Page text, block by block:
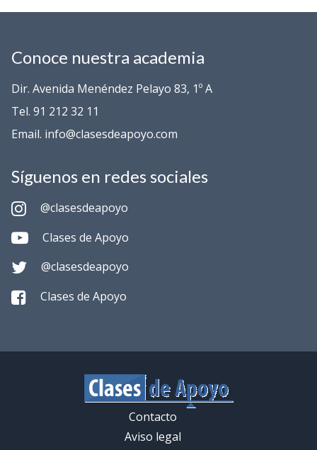
Conoce nuestra academia
Dir. Avenida Menéndez Pelayo 83, 1º A
Tel. 91 212 32 11
Email. info@clasesdeapoyo.com
Síguenos en redes sociales
@clasesdeapoyo
Clases de Apoyo
@clasesdeapoyo
Clases de Apoyo
Contacto
Aviso legal